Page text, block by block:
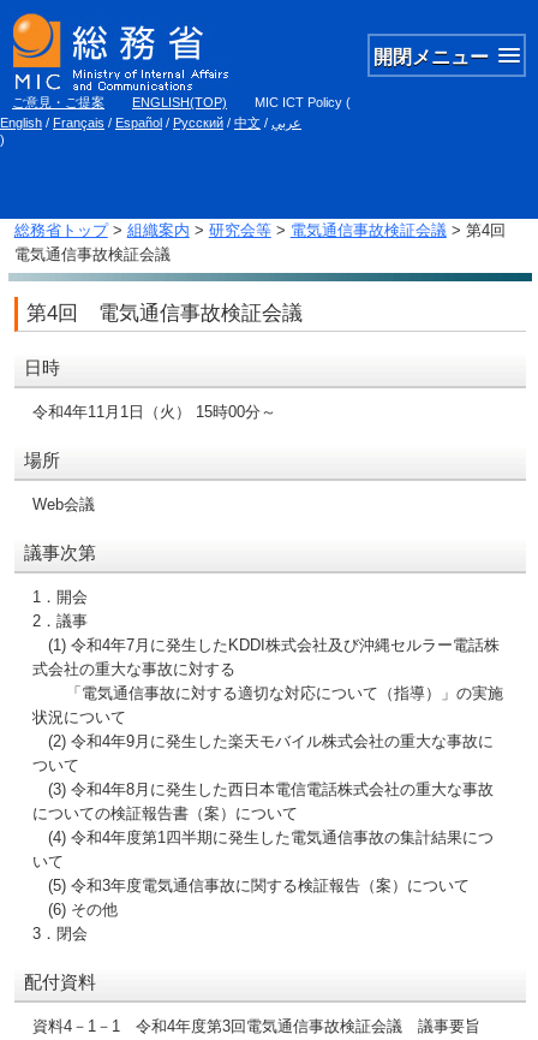
開閉メニュー
ご意見・ご提案 ENGLISH(TOP) MIC ICT Policy (
English / Français / Español / Русский / 中文 / عربي
)
総務省トップ> 組織案内 > 研究会等> 電気通信事故検証会議> 第4回
電気通信事故検証会議
第4回 電気通信事故検証会議
日時
令和4年11月1日（火） 15時00分～
場所
Web会議
議事次第
1．開会
2．議事
(1) 令和4年7月に発生したKDDI株式会社及び沖縄セルラー電話株
式会社の重大な事故に対する
「電気通信事故に対する適切な対応について（指導）」の実施
状況について
(2) 令和4年9月に発生した楽天モバイル株式会社の重大な事故に
ついて
(3) 令和4年8月に発生した西日本電信電話株式会社の重大な事故
についての検証報告書（案）について
(4) 令和4年度第1四半期に発生した電気通信事故の集計結果につ
いて
(5) 令和3年度電気通信事故に関する検証報告（案）について
(6) その他
3．閉会
配付資料
資料4－1－1 令和4年度第3回電気通信事故検証会議 議事要旨